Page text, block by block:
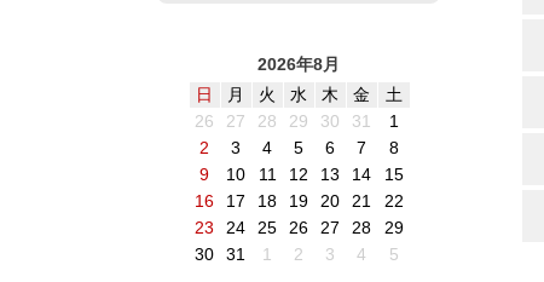
2026年8月
日
月 火 水 木 金
土
26
27 28 29 30 31
1
2
3 4 5 6 7
8
9
10 11 12 13 14
15
16
17 18 19 20 21
22
23
24 25 26 27 28
29
30
31 1 2 3 4
5